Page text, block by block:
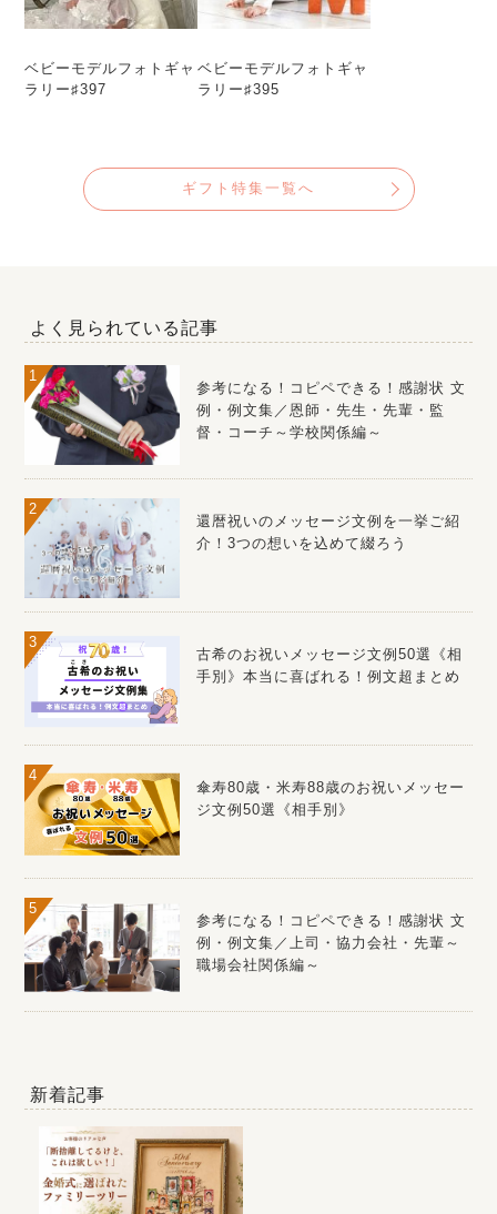
ベビーモデルフォトギャ
ラリー♯397
ベビーモデルフォトギャ
ラリー♯395
ギフト特集一覧へ
よく見られている記事
参考になる！コピペできる！感謝状 文
例・例文集／恩師・先生・先輩・監
督・コーチ～学校関係編～
還暦祝いのメッセージ文例を一挙ご紹
介！3つの想いを込めて綴ろう
古希のお祝いメッセージ文例50選《相
手別》本当に喜ばれる！例文超まとめ
傘寿80歳・米寿88歳のお祝いメッセー
ジ文例50選《相手別》
参考になる！コピペできる！感謝状 文
例・例文集／上司・協力会社・先輩～
職場会社関係編～
新着記事